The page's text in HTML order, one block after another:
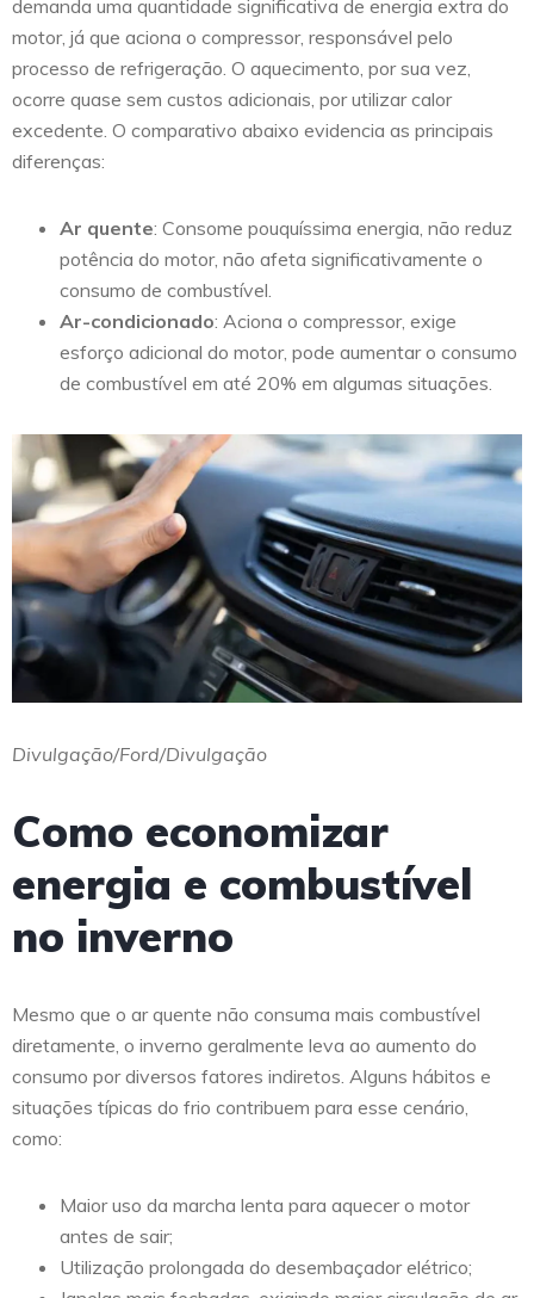
demanda uma quantidade significativa de energia extra do
motor, já que aciona o compressor, responsável pelo
processo de refrigeração. O aquecimento, por sua vez,
ocorre quase sem custos adicionais, por utilizar calor
excedente. O comparativo abaixo evidencia as principais
diferenças:
Ar quente: Consome pouquíssima energia, não reduz
potência do motor, não afeta significativamente o
consumo de combustível.
Ar-condicionado: Aciona o compressor, exige
esforço adicional do motor, pode aumentar o consumo
de combustível em até 20% em algumas situações.
Divulgação/Ford/Divulgação
Como economizar
energia e combustível
no inverno
Mesmo que o ar quente não consuma mais combustível
diretamente, o inverno geralmente leva ao aumento do
consumo por diversos fatores indiretos. Alguns hábitos e
situações típicas do frio contribuem para esse cenário,
como:
Maior uso da marcha lenta para aquecer o motor
antes de sair;
Utilização prolongada do desembaçador elétrico;